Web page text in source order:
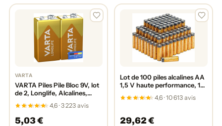
VARTA
VARTA Piles Pile Bloc 9V, lot
de 2, Longlife, Alcalines,
détecteurs de fumée,
alarmes incendie
4,6 · 3 223 avis
5,03 €
Lot de 100 piles alcalines AA
1,5 V haute performance, 10
4,6 · 10 613 avis
29,62 €